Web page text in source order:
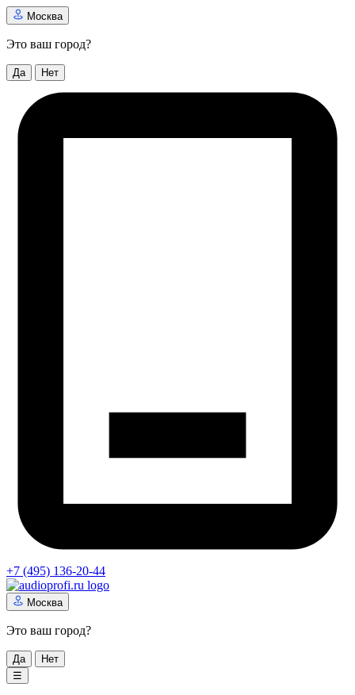
Москва
Это ваш город?
Да Нет
+7 (495) 136-20-44
Москва
Это ваш город?
Да
Нет
☰